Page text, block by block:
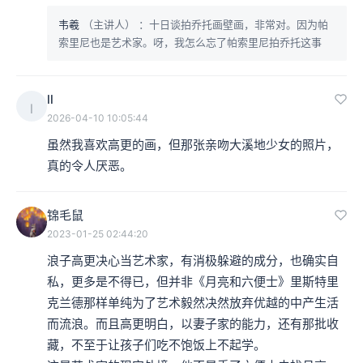
但是，这不是艺术家的完整处境。
本集编辑：hyl、小颜
韦羲 （主讲人）
：十日谈拍乔托画壁画，非常对。因为帕
索里尼也是艺术家。呀，我怎么忘了帕索里尼拍乔托这事
l
ll
2026-04-10 10:05:44
虽然我喜欢高更的画，但那张亲吻大溪地少女的照片，
真的令人厌恶。
锦毛鼠
2023-01-25 02:44:20
浪子高更决心当艺术家，有消极躲避的成分，也确实自
私，更多是不得已，但并非《月亮和六便士》里斯特里
克兰德那样单纯为了艺术毅然决然放弃优越的中产生活
而流浪。而且高更明白，以妻子家的能力，还有那批收
藏，不至于让孩子们吃不饱饭上不起学。